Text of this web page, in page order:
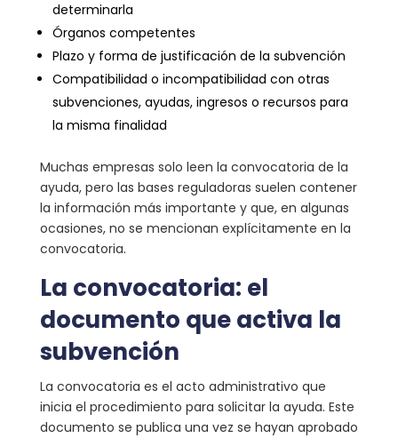
determinarla
Órganos competentes
Plazo y forma de justificación de la subvención
Compatibilidad o incompatibilidad con otras
subvenciones, ayudas, ingresos o recursos para
la misma finalidad
Muchas empresas solo leen la convocatoria de la
ayuda, pero las bases reguladoras suelen contener
la información más importante y que, en algunas
ocasiones, no se mencionan explícitamente en la
convocatoria.
La convocatoria: el
documento que activa la
subvención
La convocatoria es el acto administrativo que
inicia el procedimiento para solicitar la ayuda. Este
documento se publica una vez se hayan aprobado